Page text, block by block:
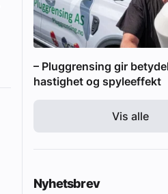
– Pluggrensing gir
hastighet og spyleeffekt
Vis alle
Nyhetsbrev